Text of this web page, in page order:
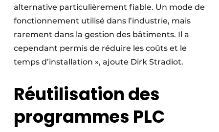
alternative particulièrement fiable. Un mode de
fonctionnement utilisé dans l’industrie, mais
rarement dans la gestion des bâtiments. Il a
cependant permis de réduire les coûts et le
temps d’installation », ajoute Dirk Stradiot.
Réutilisation des
programmes PLC